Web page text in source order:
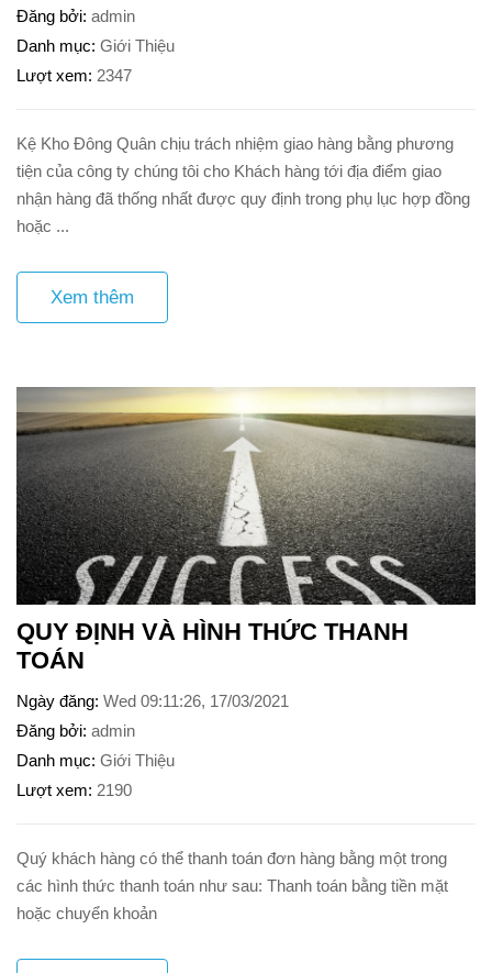
Đăng bởi admin
Danh mục Giới Thiệu
Lượt xem 2347
Kệ Kho Đông Quân chịu trách nhiệm giao hàng bằng phương
tiện của công ty chúng tôi cho Khách hàng tới địa điểm giao
nhận hàng đã thống nhất được quy định trong phụ lục hợp đồng
hoặc ...
Xem thêm
QUY ĐỊNH VÀ HÌNH THỨC THANH
TOÁN
Ngày đăng Wed 09:11:26, 17/03/2021
Đăng bởi admin
Danh mục Giới Thiệu
Lượt xem 2190
Quý khách hàng có thể thanh toán đơn hàng bằng một trong
các hình thức thanh toán như sau: Thanh toán bằng tiền mặt
hoặc chuyển khoản